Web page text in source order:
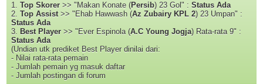
1. Top Skorer >> "Makan Konate (Persib) 23 Gol" : Status Ada
2. Top Assist>> "Ehab Hawwash (Az Zubairy KPL 2) 23 Umpan" :
Status Ada
3. Best Player >> "Ever Espinola (A.C Young Jogja) Rata-rata 9" :
Status Ada
(Undian utk prediket Best Player dinilai dari:
- Nilai rata-rata pemain
- Jumlah pemain yg masuk daftar
- Jumlah postingan di forum